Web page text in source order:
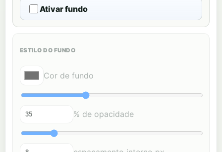
Ativar fundo
ESTILO DO FUNDO
Cor de fundo
% de opacidade